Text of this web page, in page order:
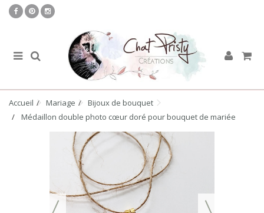
Accueil Mariage
Bijoux de bouquet
Médaillon double photo cœur doré pour bouquet de mariée